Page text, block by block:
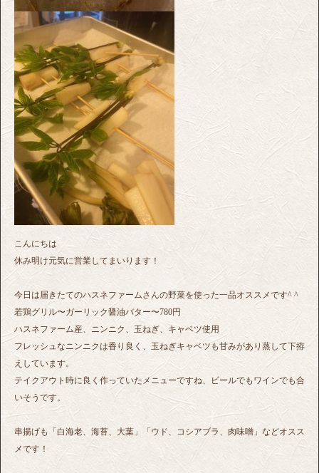
こんにちは
休み明け元気に営業してまいります！
今日は届きたてのハスネファームさんの野菜を使った一品オススメです^ ^
若鶏グリル〜ガーリック醤油バター〜780円
ハスネファーム産、ニンニク、玉ねぎ、キャベツ使用
フレッシュなニンニクは香り良く、玉ねぎキャベツも甘みがあり蒸して下拵
えしています。
テイクアウト時に良く作っていたメニューですね、ビールでもワインでも合
いそうです。
串揚げも「白海老、海苔、大葉」「ウド、コシアブラ、肉味噌」などオスス
メです！